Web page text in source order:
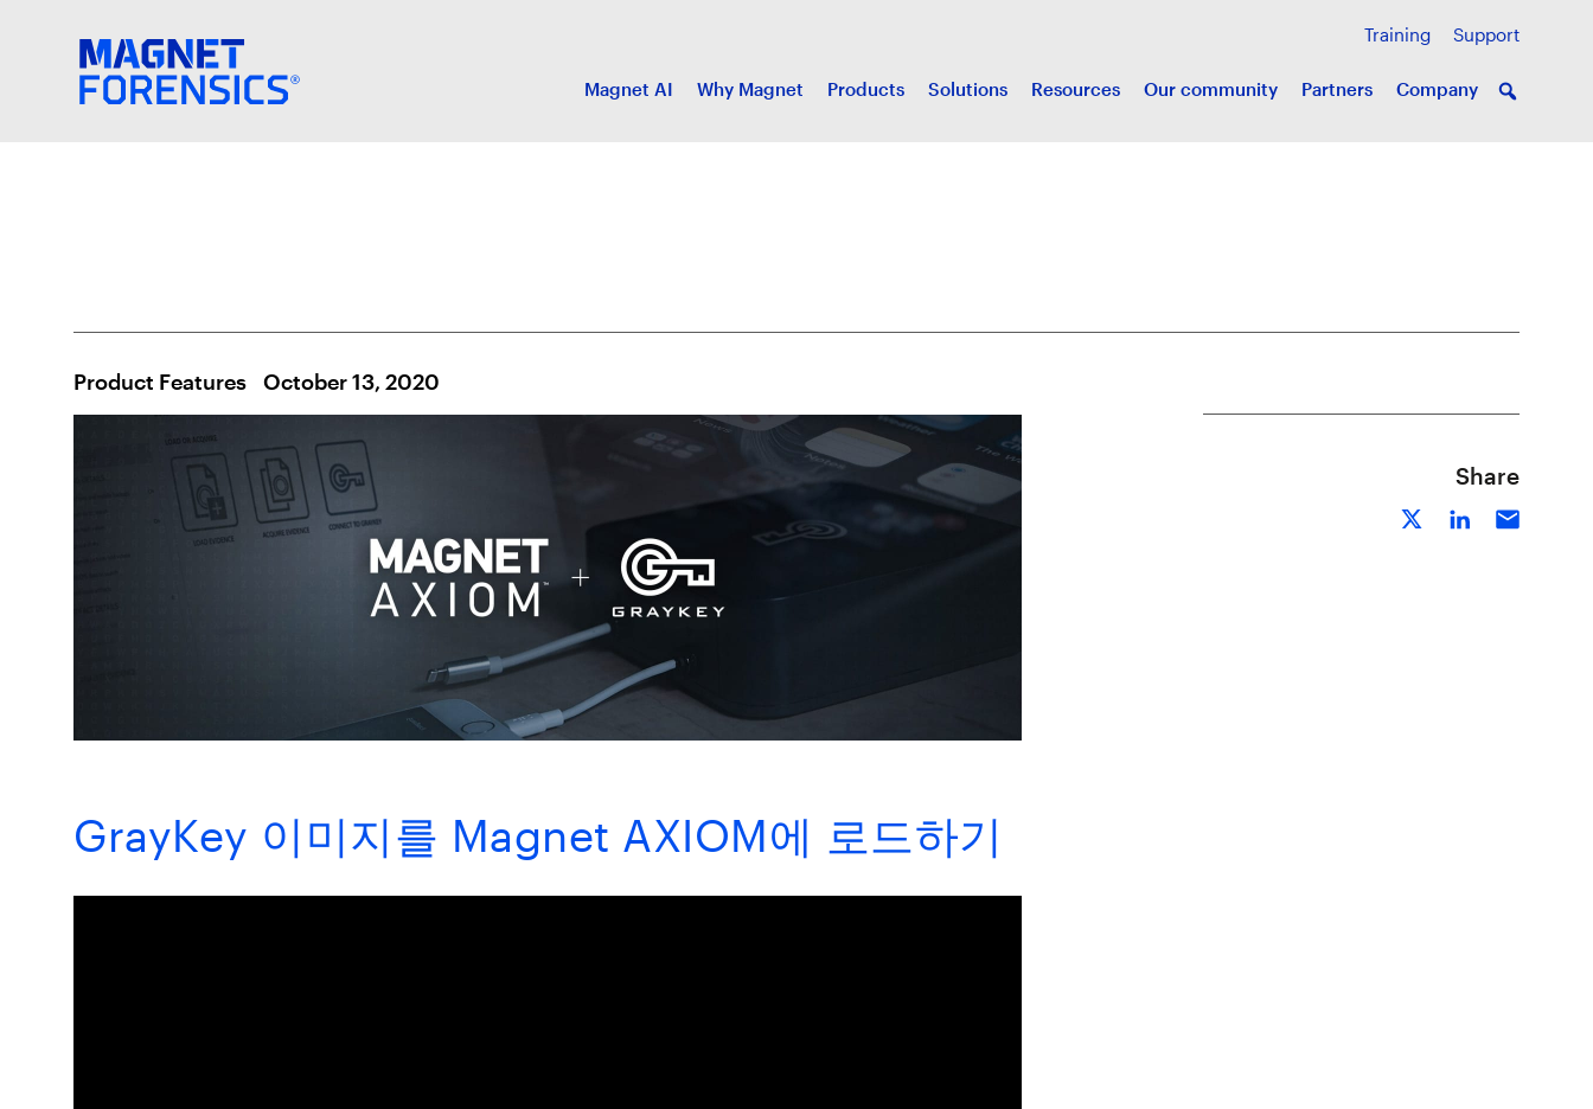
Training Support
Magnet AI Why Magnet Products Solutions Resources Our community Partners Company
Product Features October 13, 2020
GrayKey 이미지를 Magnet AXIOM에 로드하기
Share